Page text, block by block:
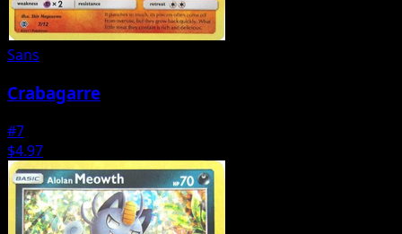
Sans
Crabagarre
#7
$4.97